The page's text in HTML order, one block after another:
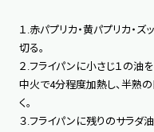
１.赤パプリカ・黄パプリカ・
切る。
２.フライパンに小さじ１の油
中火で4分程度加熱し、半熟
く。
３.フライパンに残りのサラダ